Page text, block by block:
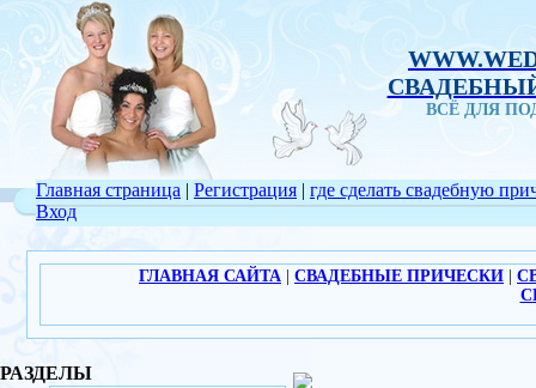
ВСЁ ДЛЯ
Главная страница | Регистрация |
Вход
где сделать свадебную
ГЛАВНАЯ САЙТА СВАДЕБНЫЕ ПРИЧЕСКИ
РАЗДЕЛЫ